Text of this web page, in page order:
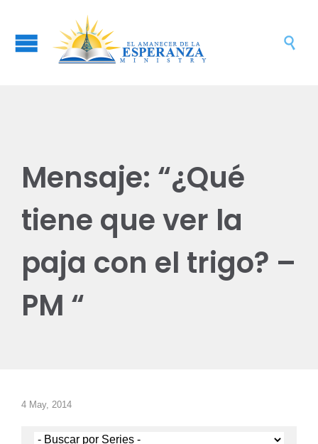

Mensaje: “¿Qué
tiene que ver la
paja con el trigo? –
PM “
4 May, 2014